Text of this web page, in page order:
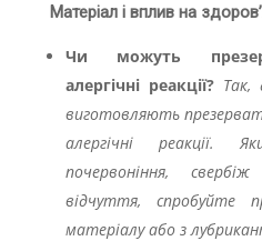
Матеріал і вплив на
Чи можуть
алергічні реакції? Так,
виготовляють
алергічні
почервоніння,
відчуття, спробуйте
матеріалу або з